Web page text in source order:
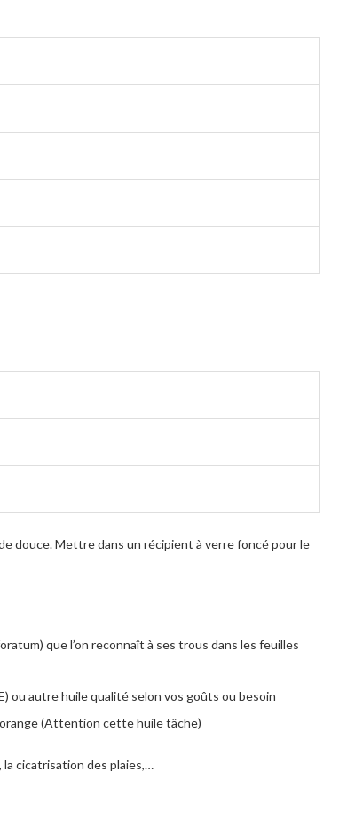
douce. Mettre dans un récipient à verre foncé pour le
que l’on reconnaît à ses trous dans les feuilles
ou autre huile qualité selon vos goûts ou besoin
orange (Attention cette huile tâche)
cicatrisation des plaies,…